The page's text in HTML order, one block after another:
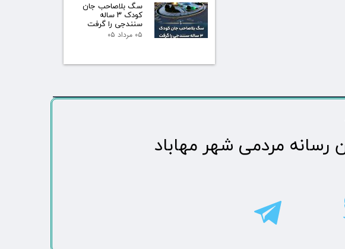
سگ بلاصاحب جان
کودک ۳ ساله
سنندجی را گرفت
۰۵ مرداد ۰۵